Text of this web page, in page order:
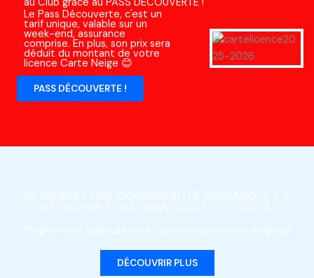
Le Pass Découverte, c'est un
tarif unique, valable sur un
week-end, assurance
comprise. En plus, son prix sera
déduit du montant de votre
licence Carte Neige 😊
PASS DÉCOUVERTE !
REJOIGNEZ UNE COMMUNAUTÉ DYNAMIQUE ET
DÉCOUVREZ DES AVANTAGES EXCLUSIFS.
Programmes adaptés pour tous les passionnés de glisse
DÉCOUVRIR PLUS